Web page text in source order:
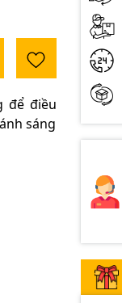
để điều
sáng